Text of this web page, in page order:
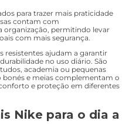
para trazer mais praticidade
contam com
permitindo levar
com mais segurança.
resistentes ajudam a garantir
no uso diário. São
academia ou pequenas
bonés e meias complementam o
e proteção em diferentes
Nike para o dia a